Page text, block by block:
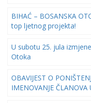
BIHAĆ – BOSANSKA
top ljetnog projekta!
U subotu 25. jula
Otoka
OBAVIJEST O
IMENOVANJE ČLANOVA